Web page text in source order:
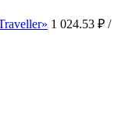
1 024.53 ₽ /